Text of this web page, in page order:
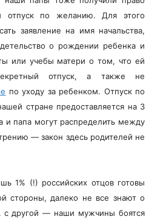
отпуск по желанию. Для этого
заявление на имя начальства,
о рождении ребенка и
или учебы матери о том, что ей
отпуск, а также не
по уходу за ребенком. Отпуск по
стране предоставляется на 3
и папа могут распределить между
— закон здесь родителей не
1% (!) российских отцов готовы
стороны, далеко не все знают о
с другой — наши мужчины боятся